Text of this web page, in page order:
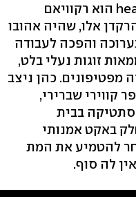
heart under your feet and walk הוא רקוויאם
אלו, שהיה אהובו
והפכה לעבודה
זוגות נעלי בלט,
מפטיפונים. כהן ניצב
קווירי שברירי,
בבית
באקט אמנותי
להטמיע את המת
לה סוף.